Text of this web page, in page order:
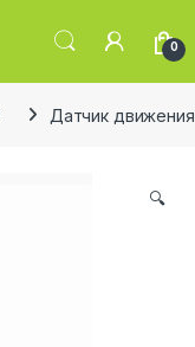
0
Датчик
🔍